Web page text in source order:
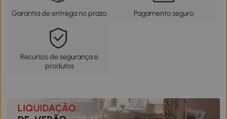
Garantia de entrega no prazo Pagamento seguro
Recursos de segurança e
produtos